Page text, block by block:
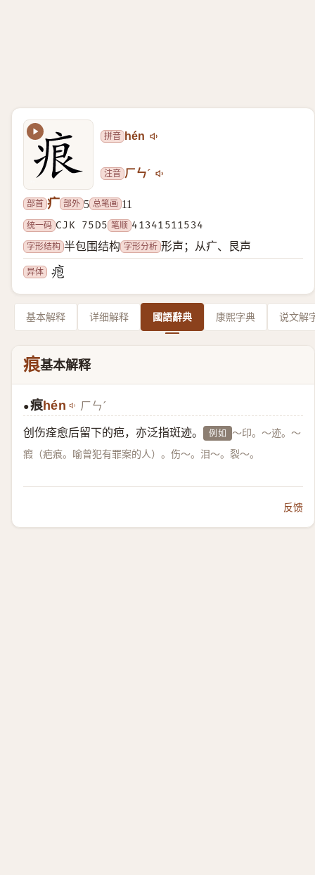
拼音 hén
注音 ㄏㄣˊ
部首 疒 部外 5 总笔画 11
统一码 CJK 75D5 笔顺 41341511534
字形结构 半包围结构 字形分析 形声；从疒、艮声
异体
基本解释 详细解释 國語辭典 康熙字典 说文解
痕基本解释
●痕hén ㄏㄣˊ
创伤痊愈后留下的疤，亦泛指斑迹。 例如 ～印。～迹。～
瘕（疤痕。喻曾犯有罪案的人）。伤～。泪～。裂～。
反馈